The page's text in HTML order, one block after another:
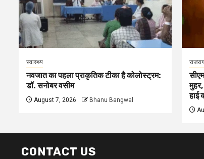
स्वास्थ्य
नवजात का पहला प्राकृतिक टीका है कोलोस्ट्रम:
डॉ. सनोबर वसीम
August 7, 2026 Bhanu Bangwal
राजराग
मुहर,
हाई
CONTACT US